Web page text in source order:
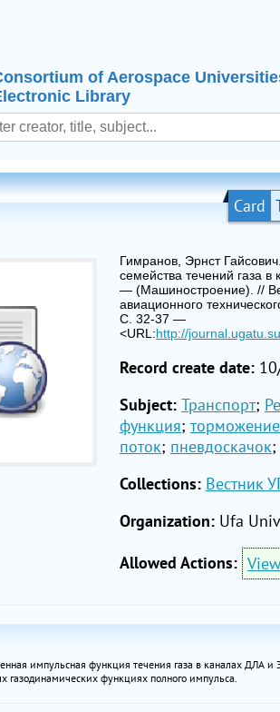
of Aerospace
Library
Card
Гимранов, Эрнст
семейства течений газа
— (Машиностроение). //
авиационного
С. 32-37 —
<URL:http://
Record create date:
Subject: Транспорт;
функция;
поток; пневдоскачок;
Collections: Вестник
Organization: Ufa
Allowed Actions: View
импульсная функция течения газа в каналах ДЛА и
газодинамических функциях полного импульса.